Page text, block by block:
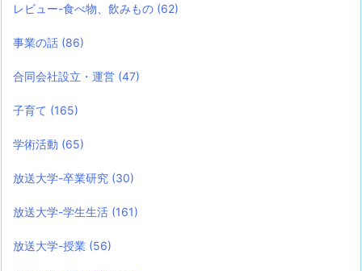
レビュー-食べ物、飲みもの (62)
事業の話 (86)
合同会社設立・運営 (47)
子育て (165)
学術活動 (65)
放送大学-卒業研究 (30)
放送大学-学生生活 (161)
放送大学-授業 (56)